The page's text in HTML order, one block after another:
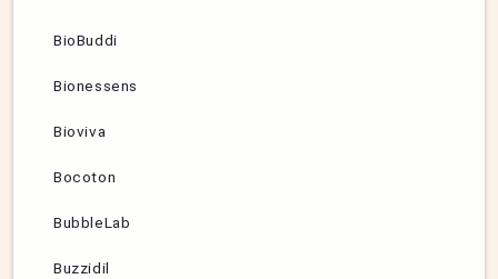
BioBuddi
Bionessens
Bioviva
Bocoton
BubbleLab
Buzzidil